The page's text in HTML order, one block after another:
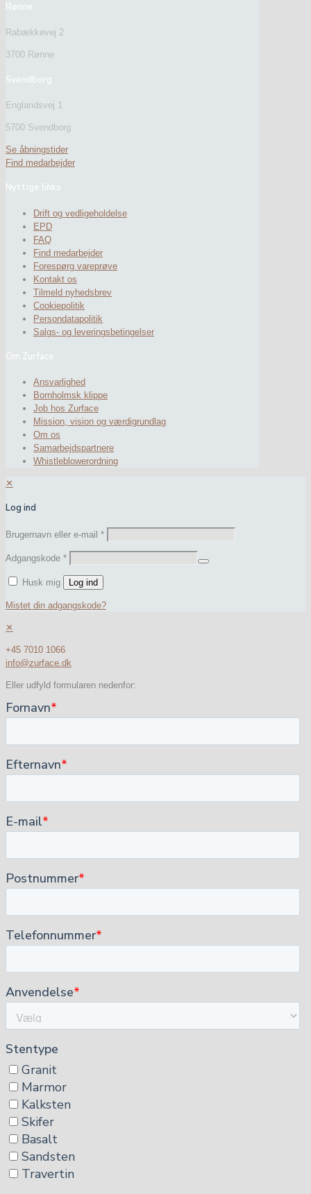
Rønne
Rabækkevej 2
3700 Rønne
Svendborg
Englandsvej 1
5700 Svendborg
Se åbningstider
Find medarbejder
Nyttige links
Drift og vedligeholdelse
EPD
FAQ
Find medarbejder
Forespørg vareprøve
Kontakt os
Tilmeld nyhedsbrev
Cookiepolitik
Persondatapolitik
Salgs- og leveringsbetingelser
Om Zurface
Ansvarlighed
Bornholmsk klippe
Job hos Zurface
Mission, vision og værdigrundlag
Om os
Samarbejdspartnere
Whistleblowerordning
✕
Log ind
Brugernavn eller e-mail *
Adgangskode *
Husk mig Log ind
Mistet din adgangskode?
✕
+45 7010 1066
info@zurface.dk
Eller udfyld formularen nedenfor: